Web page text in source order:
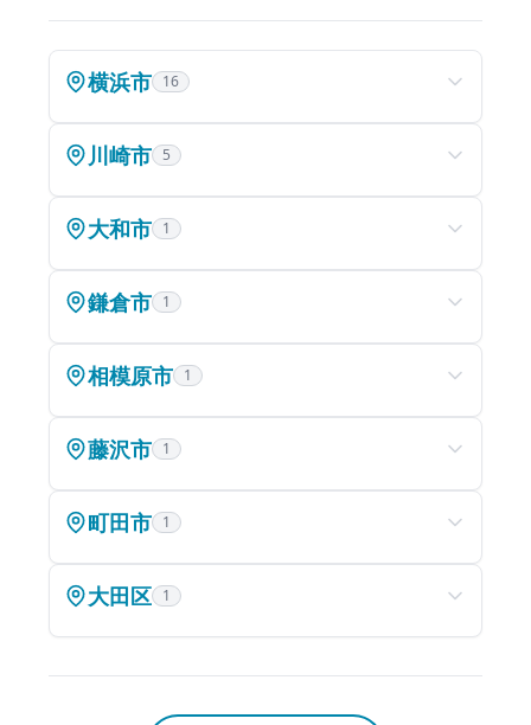
受講予定日に急な予定が入っても、振替受講が可能。部
横浜市 16
川崎市 5
大和市 1
鎌倉市 1
相模原市 1
藤沢市 1
町田市 1
大田区 1